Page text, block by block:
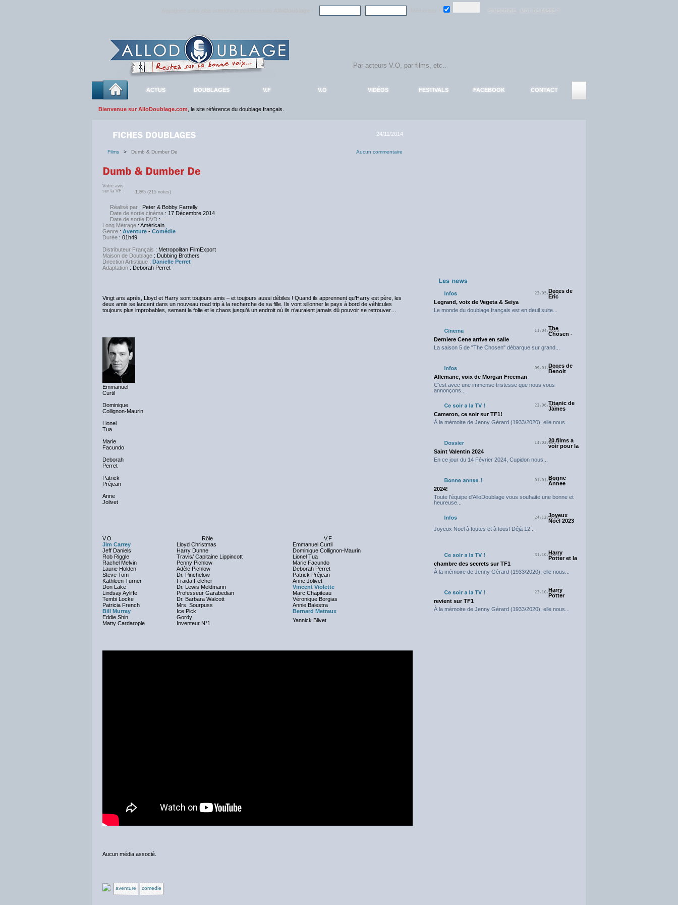
ACTUS DOUBLAGES V.F V.O VIDÉOS FESTIVALS FACEBOOK CONTACT
Bienvenue sur AlloDoublage.com , le site référence du doublage français.
24/11/2014
Films > Dumb & Dumber De Aucun commentaire
Votre avis
sur la VF :
1.9/5 (215 notes)
Réalisé par : Peter & Bobby Farrelly
Date de sortie cinéma : 17 Décembre 2014
Date de sortie DVD :
Long Métrage : Américain
Genre : Aventure - Comédie
Durée : 01h49
Distributeur Français : Metropolitan FilmExport
Maison de Doublage : Dubbing Brothers
Direction Artistique : Danielle Perret
Adaptation : Deborah Perret
Vingt ans après, Lloyd et Harry sont toujours amis – et toujours aussi débiles ! Quand ils apprennent qu’Harry est père, les
deux amis se lancent dans un nouveau road trip à la recherche de sa fille. Ils vont sillonner le pays à bord de véhicules
toujours plus improbables, semant la folie et le chaos jusqu’à un endroit où ils n’auraient jamais dû pouvoir se retrouver…
Emmanuel
Curtil
Dominique
Collignon-Maurin
Lionel
Tua
Marie
Facundo
Deborah
Perret
Patrick
Préjean
Anne
Jolivet
V.O Rôle
V.F
Jim Carrey
Lloyd Christmas
Emmanuel Curtil
Jeff Daniels
Harry Dunne
Dominique Collignon-Maurin
Rob Riggle
Travis/ Capitaine Lippincott
Lionel Tua
Rachel Melvin
Penny Pichlow
Marie Facundo
Laurie Holden
Adèle Pichlow
Deborah Perret
Steve Tom
Dr. Pinchelow
Patrick Préjean
Kathleen Turner
Fraida Felcher
Anne Jolivet
Don Lake
Dr. Lewis Meldmann
Vincent Violette
Lindsay Ayliffe
Professeur Garabedian
Marc Chapiteau
Tembi Locke
Dr. Barbara Walcott
Véronique Borgias
Patricia French
Mrs. Sourpuss
Annie Balestra
Bill Murray
Ice Pick
Bernard Metraux
Eddie Shin
Gordy Yannick Blivet
Matty Cardarople Inventeur N°1
Aucun média associé.
aventure comedie
22/05/2025Deces de
Eric
Legrand, voix de Vegeta & Seiya
Le monde du doublage français est en deuil suite...
11/04/2025
The
Chosen -
Derniere Cene arrive en salle
La saison 5 de "The Chosen" débarque sur grand...
09/01/2025Deces de
Benoit
Allemane, voix de Morgan Freeman
C'est avec une immense tristesse que nous vous
annonçons...
23/06/2024Titanic de
James
Cameron, ce soir sur TF1!
À la mémoire de Jenny Gérard (1933/2020), elle nous...
14/02/202420 films a
voir pour la
Saint Valentin 2024
En ce jour du 14 Février 2024, Cupidon nous...
01/01/2024
Bonne
Annee
2024!
Toute l'équipe d'AlloDoublage vous souhaite une bonne et
heureuse...
24/12/2023
Joyeux
Noel 2023
Joyeux Noël à toutes et à tous! Déjà 12...
31/10/2023
Harry
Potter et la
chambre des secrets sur TF1
À la mémoire de Jenny Gérard (1933/2020), elle nous...
23/10/2023
Harry
Potter
revient sur TF1
À la mémoire de Jenny Gérard (1933/2020), elle nous...